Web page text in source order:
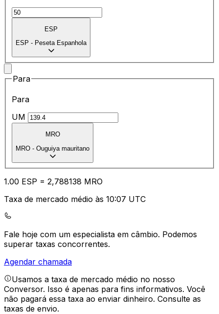
ESP
ESP - Peseta Espanhola
Para
Para
UM
MRO
MRO - Ouguiya mauritano
1.00 ESP = 2,788138 MRO
Taxa de mercado médio às 10:07 UTC
Fale hoje com um especialista em câmbio. Podemos
superar taxas concorrentes.
Agendar chamada
Usamos a taxa de mercado médio no nosso
Conversor. Isso é apenas para fins informativos. Você
não pagará essa taxa ao enviar dinheiro. Consulte as
taxas de envio.